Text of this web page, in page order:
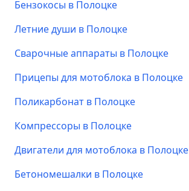
Бензокосы в Полоцке
Летние души в Полоцке
Сварочные аппараты в Полоцке
Прицепы для мотоблока в Полоцке
Поликарбонат в Полоцке
Компрессоры в Полоцке
Двигатели для мотоблока в Полоцке
Бетономешалки в Полоцке